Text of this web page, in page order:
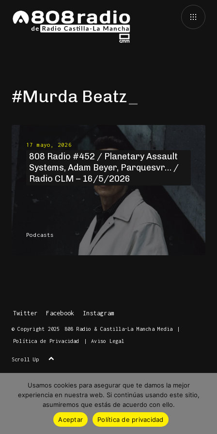
#Murda Beatz
17 mayo, 2026
808 Radio #452 / Planetary Assault
Systems, Adam Beyer, Parquesvr… /
Radio CLM – 16/5/2026
Podcasts
Twitter Facebook Instagram
© Copyright 2025 808 Radio & Castilla-La Mancha Media |
Política de Privacidad | Aviso Legal
Scroll Up
Usamos cookies para asegurar que te damos la mejor
experiencia en nuestra web. Si continúas usando este sitio,
asumiremos que estás de acuerdo con ello.
Aceptar
Política de privacidad